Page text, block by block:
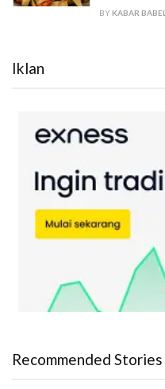
BY KABAR BABEL
Iklan
Recommended Stories